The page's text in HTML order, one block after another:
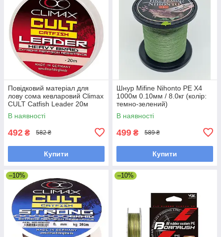
Повідковий матеріал для
лову сома кевларовий Climax
CULT Catfish Leader 20м
0.8мм 80кг (зелений)
(сомовий)
В наявності
492 ₴ 582 ₴
Купити
Шнур Mifine Nihonto PE X4
1000м 0.10мм / 8.0кг (колір:
темно-зелений)
В наявності
499 ₴ 589 ₴
Купити
–10% –10%